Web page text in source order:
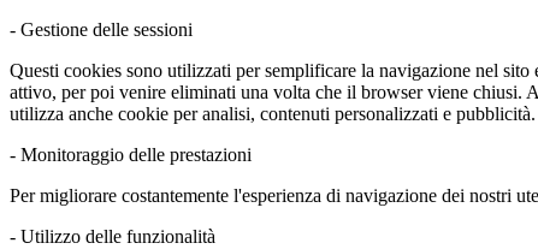
- Gestione delle sessioni
Questi cookies sono utilizzati per semplificare la navigazione nel
attivo, per poi venire eliminati una volta che il browser viene chiusi.
utilizza anche cookie per analisi, contenuti personalizzati e pubblicità.
- Monitoraggio delle prestazioni
Per migliorare costantemente l'esperienza di navigazione dei nostri
- Utilizzo delle funzionalità